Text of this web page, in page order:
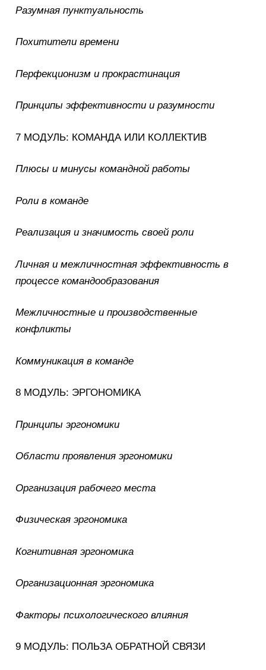
Разумная пунктуальность
Похитители времени
Перфекционизм и прокрастинация
Принципы эффективности и разумности
7 МОДУЛЬ: КОМАНДА ИЛИ КОЛЛЕКТИВ
Плюсы и минусы командной работы
Роли в команде
Реализация и значимость своей роли
Личная и межличностная эффективность в
процессе командообразования
Межличностные и производственные
конфликты
Коммуникация в команде
8 МОДУЛЬ: ЭРГОНОМИКА
Принципы эргономики
Области проявления эргономики
Организация рабочего места
Физическая эргономика
Когнитивная эргономика
Организационная эргономика
Факторы психологического влияния
9 МОДУЛЬ: ПОЛЬЗА ОБРАТНОЙ СВЯЗИ